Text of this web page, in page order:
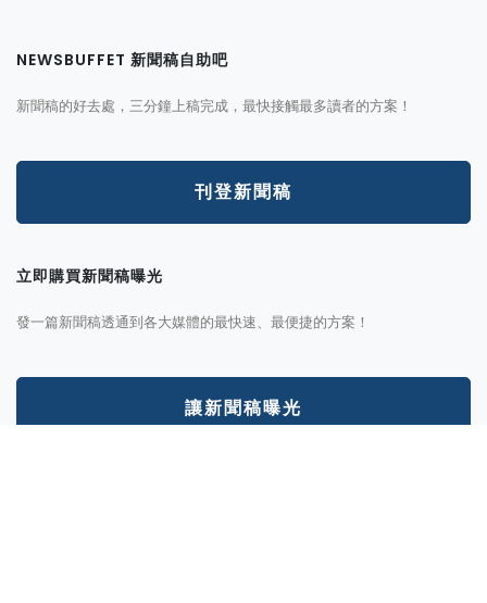
NEWSBUFFET 新聞稿自助吧
新聞稿的好去處，三分鐘上稿完成，最快接觸最多讀者的方案！
刊登新聞稿
立即購買新聞稿曝光
發一篇新聞稿透通到各大媒體的最快速、最便捷的方案！
讓新聞稿曝光